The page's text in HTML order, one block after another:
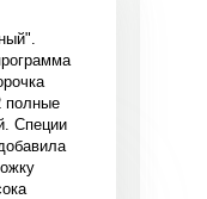
полные
Специи